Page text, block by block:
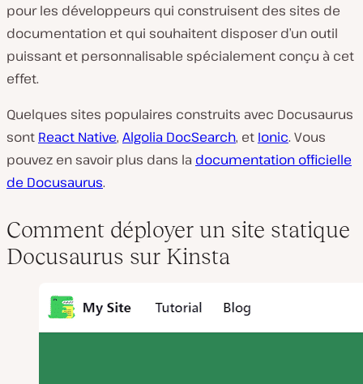
pour les développeurs qui construisent des sites de
documentation et qui souhaitent disposer d’un outil
puissant et personnalisable spécialement conçu à cet
effet.
Quelques sites populaires construits avec Docusaurus
sont React Native, Algolia DocSearch, et Ionic. Vous
pouvez en savoir plus dans la documentation officielle
de Docusaurus.
Comment déployer un site statique
Docusaurus sur Kinsta